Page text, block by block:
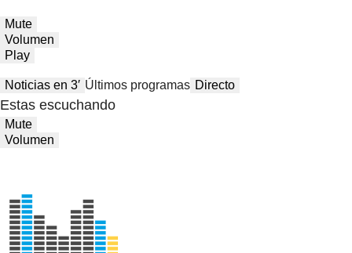
Mute
Volumen
Play
Noticias en 3′ Últimos programas Directo
Estas escuchando
Mute
Volumen